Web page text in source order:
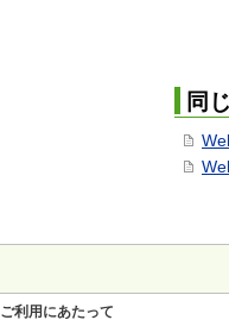
同
ご利用にあたって